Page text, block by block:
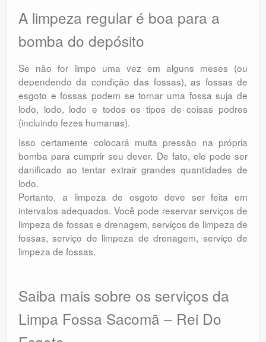
A limpeza regular é boa para a
bomba do depósito
Se não for limpo uma vez em alguns meses (ou
dependendo da condição das fossas), as fossas de
esgoto e fossas podem se tornar uma fossa suja de
lodo, lodo, lodo e todos os tipos de coisas podres
(incluindo fezes humanas).
Isso certamente colocará muita pressão na própria
bomba para cumprir seu dever. De fato, ele pode ser
danificado ao tentar extrair grandes quantidades de
lodo.
Portanto, a limpeza de esgoto deve ser feita em
intervalos adequados. Você pode reservar serviços de
limpeza de fossas e drenagem, serviços de limpeza de
fossas, serviço de limpeza de drenagem, serviço de
limpeza de fossas.
Saiba mais sobre os serviços da
Limpa Fossa Sacomã – Rei Do